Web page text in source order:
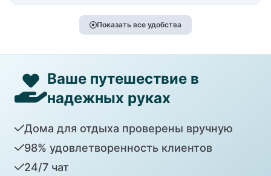
Показать все удобства
Ваше путешествие в
надежных руках
Дома для отдыха проверены вручную
98% удовлетворенность клиентов
24/7 чат